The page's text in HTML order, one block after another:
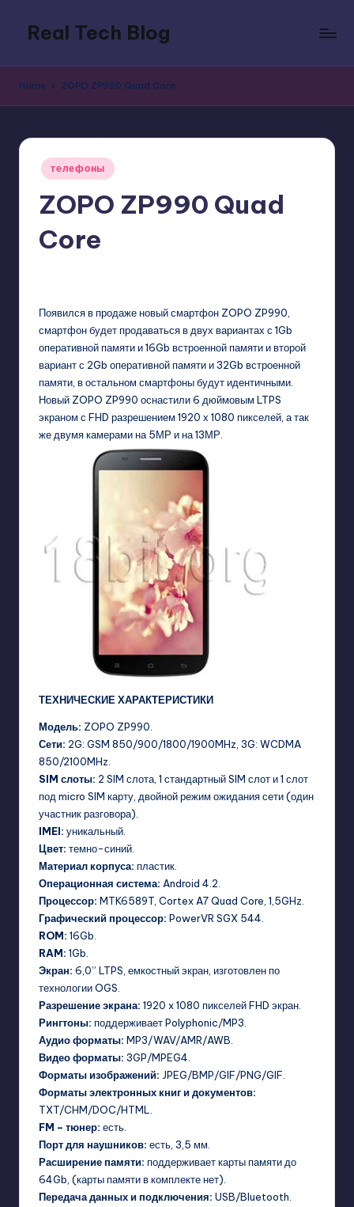
content
Real Tech Blog
on
and
digital
policy.
Home ZOPO ZP990 Quad Core
Posted
in
телефоны
ZOPO ZP990 Quad
Core
Появился в продаже новый смартфон ZOPO ZP990,
смартфон будет продаваться в двух вариантах с 1Gb
оперативной памяти и 16Gb встроенной памяти и второй
вариант с 2Gb оперативной памяти и 32Gb встроенной
памяти, в остальном смартфоны будут идентичными.
Новый ZOPO ZP990 оснастили 6 дюймовым LTPS
экраном с FHD разрешением 1920 х 1080 пикселей, а так
же двумя камерами на 5МР и на 13МР.
ТЕХНИЧЕСКИЕ ХАРАКТЕРИСТИКИ
Модель: ZOPO ZP990.
Сети: 2G: GSM 850/900/1800/1900MHz, 3G: WCDMA
850/2100MHz.
SIM слоты: 2 SIM слота, 1 стандартный SIM слот и 1 слот
под micro SIM карту, двойной режим ожидания сети (один
участник разговора).
IMEI: уникальный.
Цвет: темно-синий.
Материал корпуса: пластик.
Операционная система: Android 4.2.
Процессор: MTK6589T, Cortex A7 Quad Core, 1,5GHz.
Графический процессор: PowerVR SGX 544.
ROM: 16Gb.
RAM: 1Gb.
Экран: 6,0” LTPS, емкостный экран, изготовлен по
технологии OGS.
Разрешение экрана: 1920 x 1080 пикселей FHD экран.
Рингтоны: поддерживает Polyphonic/MP3.
Аудио форматы: MP3/WAV/AMR/AWB.
Видео форматы: 3GP/MPEG4.
Форматы изображений: JPEG/BMP/GIF/PNG/GIF.
Форматы электронных книг и документов:
TXT/CHM/DOC/HTML.
FM – тюнер: есть.
Порт для наушников: есть, 3,5 мм.
Расширение памяти: поддерживает карты памяти до
64Gb, (карты памяти в комплекте нет).
Передача данных и подключения: USB/Bluetooth.